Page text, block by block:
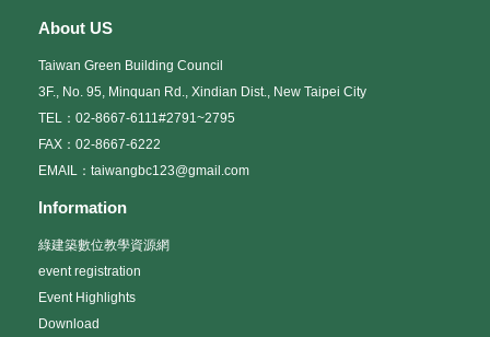
About US
Taiwan Green Building Council
3F., No. 95, Minquan Rd., Xindian Dist., New Taipei City
TEL：02-8667-6111#2791~2795
FAX：02-8667-6222
EMAIL：taiwangbc123@gmail.com
Information
綠建築數位教學資源網
event registration
Event Highlights
Download